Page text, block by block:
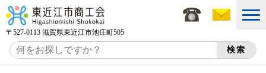
〒527-0113 滋賀県東近江市池庄町505